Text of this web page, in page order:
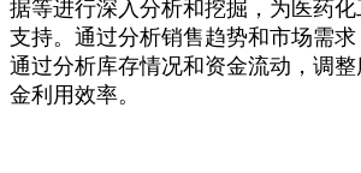
据等进行深入分析和挖掘，为医药
支持。通过分析销售趋势和市场需求
通过分析库存情况和资金流动，调
金利用效率。